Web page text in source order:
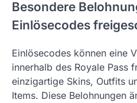
Besondere
Einlösecodes
Einlösecodes können eine
innerhalb des Royale Pass
einzigartige Skins, Outfits
Items. Diese Belohnungen